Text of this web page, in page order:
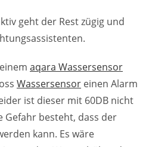
geht der Rest zügig und
aqara Wassersensor
Wassersensor einen Alarm
ist dieser mit 60DB nicht
Gefahr besteht, dass der
kann. Es wäre